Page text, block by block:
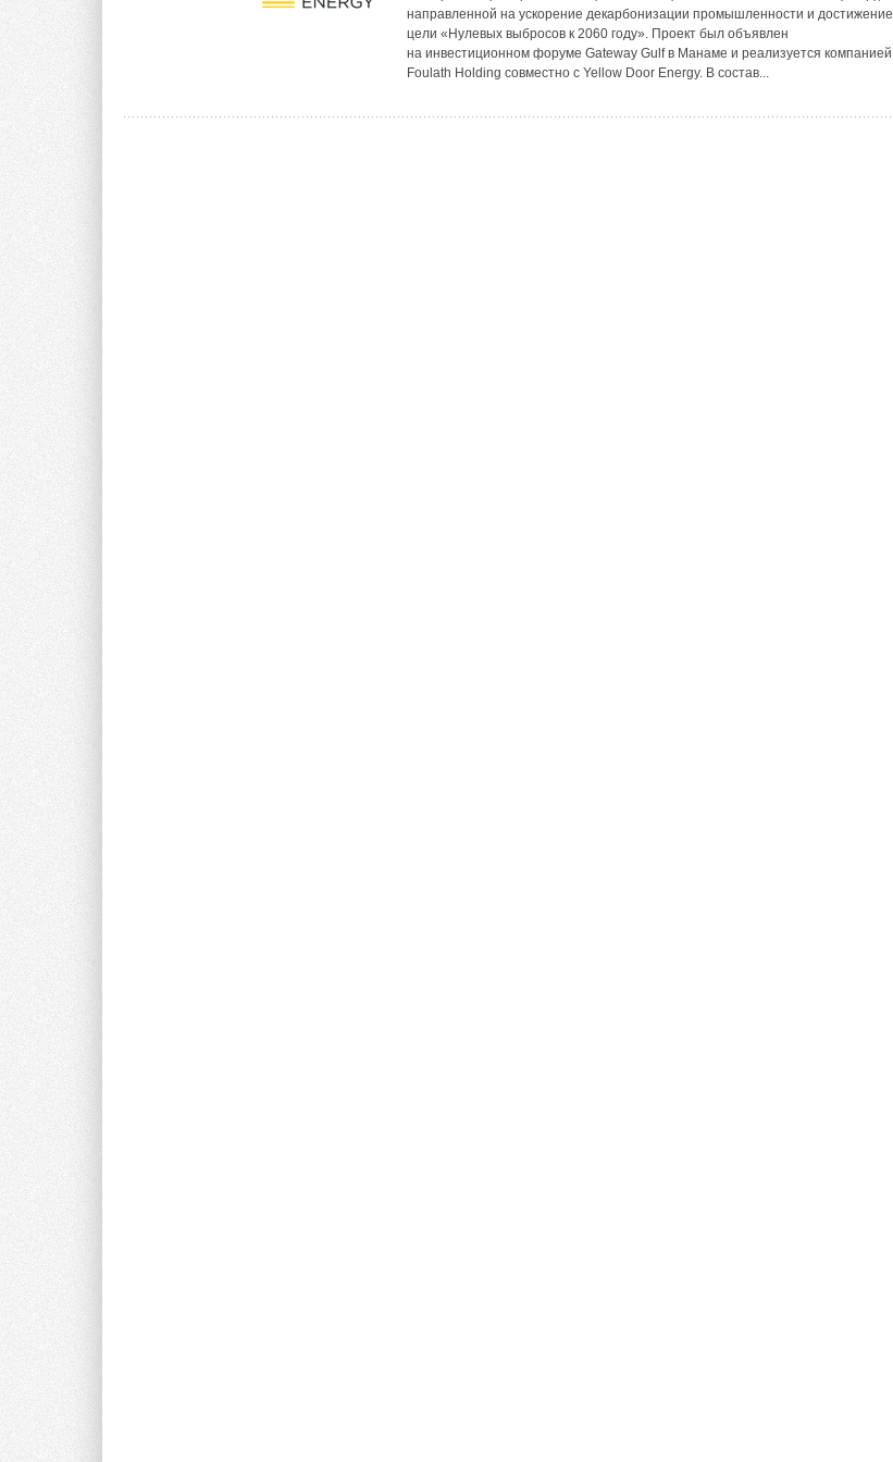
направленной на ускорение декарбонизации промышленности и достижение
цели «Нулевых выбросов к 2060 году». Проект был объявлен
на инвестиционном форуме Gateway Gulf в Манаме и реализуется компанией
Foulath Holding совместно с Yellow Door Energy. В состав...